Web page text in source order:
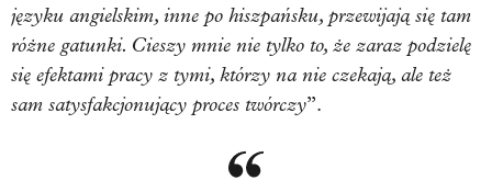
języku angielskim, inne po hiszpańsku, przewijają się tam
różne gatunki. Cieszy mnie nie tylko to, że zaraz podzielę
się efektami pracy z tymi, którzy na nie czekają, ale też
sam satysfakcjonujący proces twórczy”.